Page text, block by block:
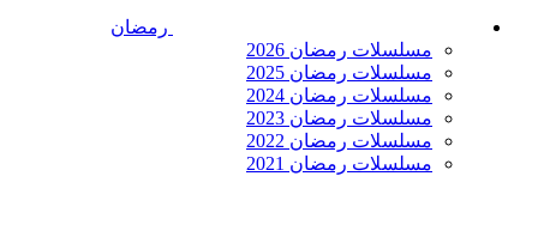
رمضان
مسلسلات رمضان 2026
مسلسلات رمضان 2025
مسلسلات رمضان 2024
مسلسلات رمضان 2023
مسلسلات رمضان 2022
مسلسلات رمضان 2021